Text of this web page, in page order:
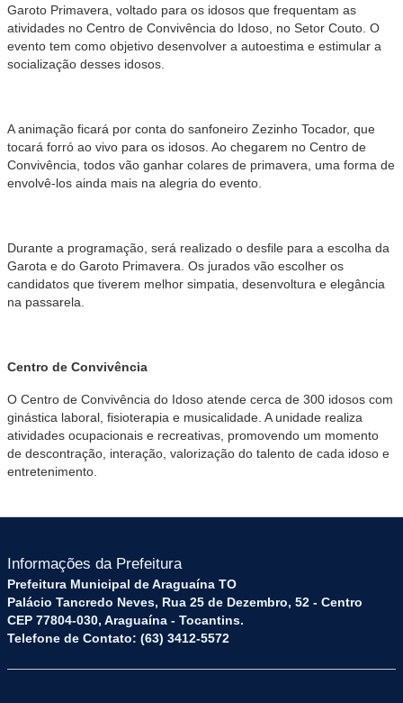
Garoto Primavera, voltado para os idosos que frequentam as
atividades no Centro de Convivência do Idoso, no Setor Couto. O
evento tem como objetivo desenvolver a autoestima e estimular a
socialização desses idosos.
A animação ficará por conta do sanfoneiro Zezinho Tocador, que
tocará forró ao vivo para os idosos. Ao chegarem no Centro de
Convivência, todos vão ganhar colares de primavera, uma forma de
envolvê-los ainda mais na alegria do evento.
Durante a programação, será realizado o desfile para a escolha da
Garota e do Garoto Primavera. Os jurados vão escolher os
candidatos que tiverem melhor simpatia, desenvoltura e elegância
na passarela.
Centro de Convivência
O Centro de Convivência do Idoso atende cerca de 300 idosos com
ginástica laboral, fisioterapia e musicalidade. A unidade realiza
atividades ocupacionais e recreativas, promovendo um momento
de descontração, interação, valorização do talento de cada idoso e
entretenimento.
Informações da Prefeitura
Prefeitura Municipal de Araguaína TO
Palácio Tancredo Neves, Rua 25 de Dezembro, 52 - Centro
CEP 77804-030, Araguaína - Tocantins.
Telefone de Contato: (63) 3412-5572